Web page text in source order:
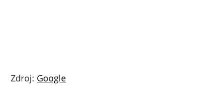
Zdroj: Google